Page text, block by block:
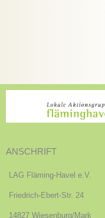
ANSCHRIFT
LAG Fläming-Havel e.V.
Friedrich-Ebert-Str. 24
14827 Wiesenburg/Mark